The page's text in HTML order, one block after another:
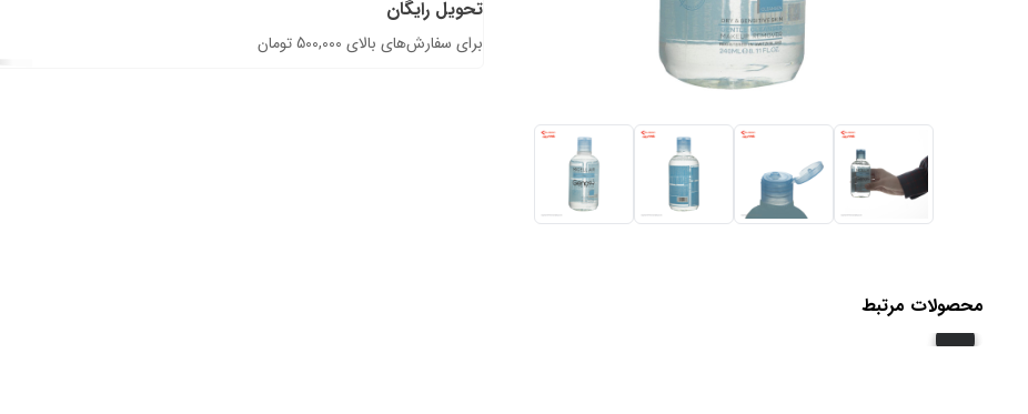
تحویل رایگان
برای سفارش‌های بالای 500,000 تومان
محصولات مرتبط